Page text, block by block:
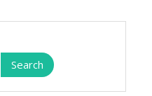
Search